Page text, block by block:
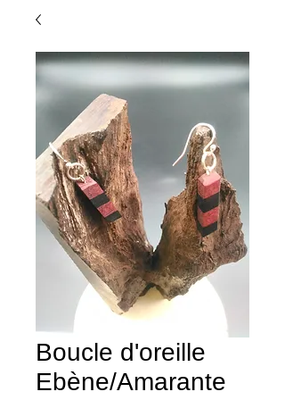
Boucle d'oreille
Ebène/Amarante